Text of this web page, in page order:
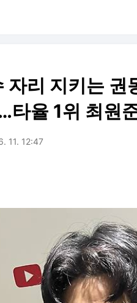
자리 지키는 권
타율 1위 최원
11. 12:47